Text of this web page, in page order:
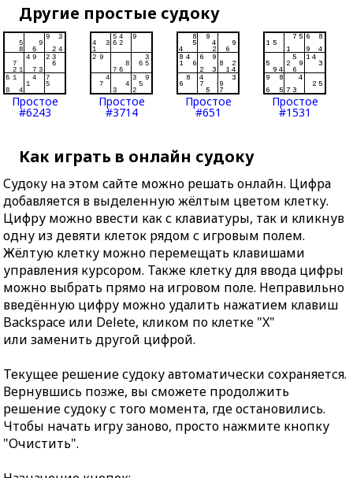
Другие простые судоку
Простое
#6243
Простое
#3714
Простое
#651
Простое
#1531
Как играть в онлайн судоку
Судоку на этом сайте можно решать онлайн. Цифра
добавляется в выделенную жёлтым цветом клетку.
Цифру можно ввести как с клавиатуры, так и кликнув
одну из девяти клеток рядом с игровым полем.
Жёлтую клетку можно перемещать клавишами
управления курсором. Также клетку для ввода цифры
можно выбрать прямо на игровом поле. Неправильно
введённую цифру можно удалить нажатием клавиш
Backspace или Delete, кликом по клетке "X"
или заменить другой цифрой.
Текущее решение судоку автоматически сохраняется.
Вернувшись позже, вы сможете продолжить
решение судоку с того момента, где остановились.
Чтобы начать игру заново, просто нажмите кнопку
"Очистить".